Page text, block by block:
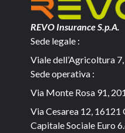
REVO Insurance S.p.A.
Sede legale :
Viale dell’Agricoltura
Sede operativa :
Via Monte Rosa 91,
Via Cesarea 12, 16121
Capitale Sociale Euro